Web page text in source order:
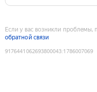
Если у вас возникли проблемы,
обратной связи
9176441062693800043:1786007069